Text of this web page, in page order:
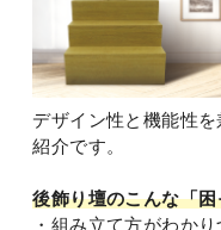
デザイン性と機能性
紹介です。
後飾り壇のこんな「
・組み立て方がわか